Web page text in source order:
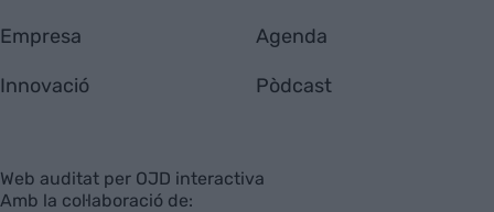
Empresa
Innovació
Agenda
Pòdcast
Web auditat per OJD interactiva
Amb la col·laboració de: